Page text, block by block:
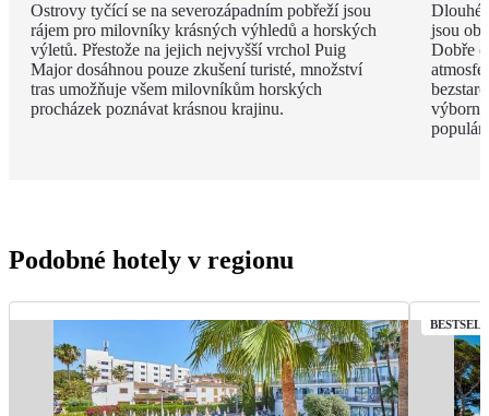
Ostrovy tyčící se na severozápadním pobřeží jsou
rájem pro milovníky krásných výhledů a horských
výletů. Přestože na jejich nejvyšší vrchol Puig
Major dosáhnou pouze zkušení turisté, množství
tras umožňuje všem milovníkům horských
procházek poznávat krásnou krajinu.
Dlouhé
jsou
Dobře
Podobné hotely v regionu